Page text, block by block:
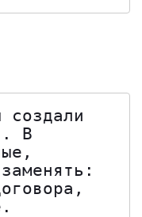
создали
В